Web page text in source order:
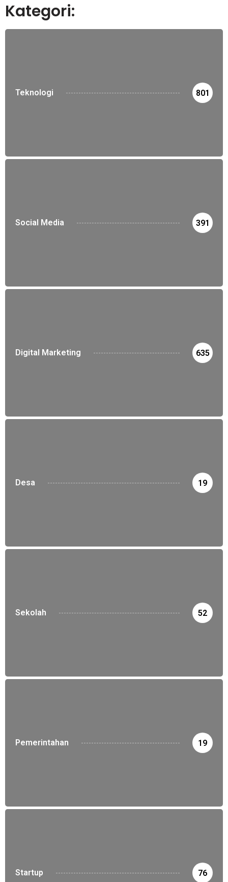
Kategori:
Teknologi 801
Social Media 391
Digital Marketing 635
Desa 19
Sekolah 52
Pemerintahan 19
Startup 76